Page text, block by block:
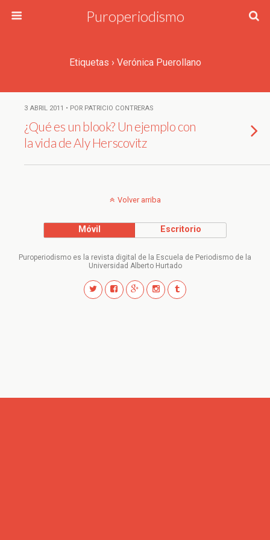
Puroperiodismo
Etiquetas › Verónica Puerollano
3 ABRIL 2011 • POR PATRICIO CONTRERAS
¿Qué es un blook? Un ejemplo con
la vida de Aly Herscovitz
Volver arriba
Móvil Escritorio
Puroperiodismo es la revista digital de la Escuela de Periodismo de la
Universidad Alberto Hurtado